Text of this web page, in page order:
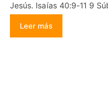
Jesús. Isaías 40:9-11 9
Leer más